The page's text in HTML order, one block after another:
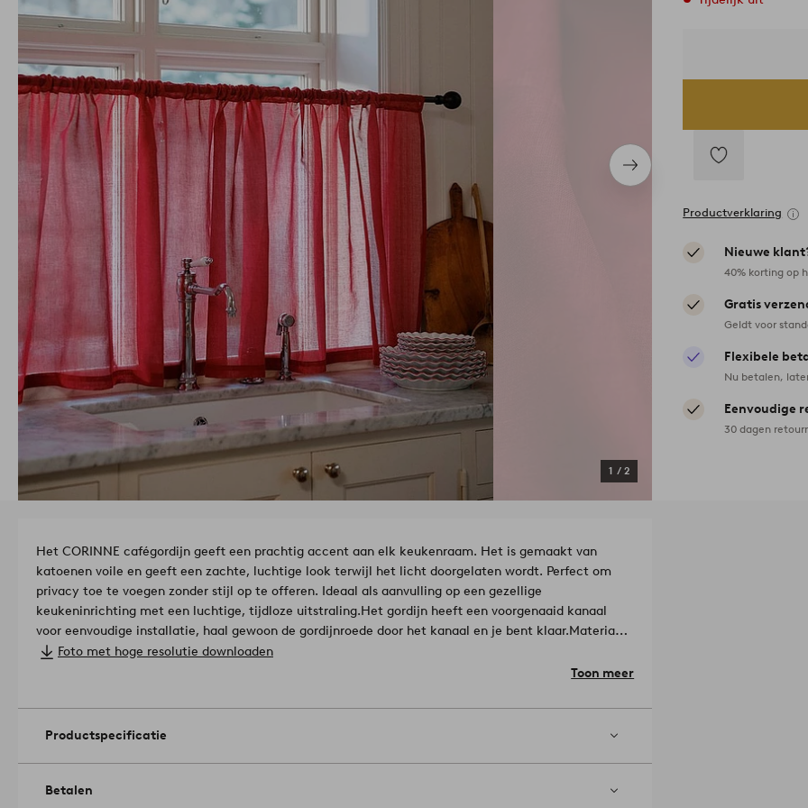
Volgend
item
1 / 2
aan
favorieten
Productverklaring
Nieuwe
40% korting op
Gratis
Geldt voor
Flexibele
Nu betalen,
Eenvoudige
30 dagen
Het CORINNE cafégordijn geeft een prachtig accent aan elk keukenraam. Het is gemaakt van
katoenen voile en geeft een zachte, luchtige look terwijl het licht doorgelaten wordt. Perfect om
privacy toe te voegen zonder stijl op te offeren. Ideaal als aanvulling op een gezellige
keukeninrichting met een luchtige, tijdloze uitstraling.Het gordijn heeft een voorgenaaid kanaal
voor eenvoudige installatie, haal gewoon de gordijnroede door het kanaal en je bent klaar.Materiaal:
100% Katoen.
Hoeveelheid in verpakking: 1.
Gramsgewicht: 65 g/m².
Hoogste temp. 200°C. Droogkuis (alleen petroleum oplosmiddel). Gescheiden wassen. Laat je
Foto met hoge resolutie downloaden
Toon meer
Productspecificatie
Betalen